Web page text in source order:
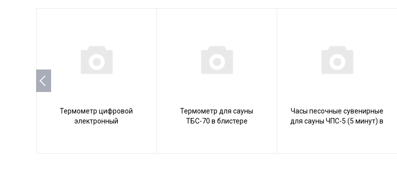
Термометр цифровой
электронный
Термометр для сауны
ТБС-70 в блистере
Часы песочные сувенирные
для сауны ЧПС-5 (5 минут) в